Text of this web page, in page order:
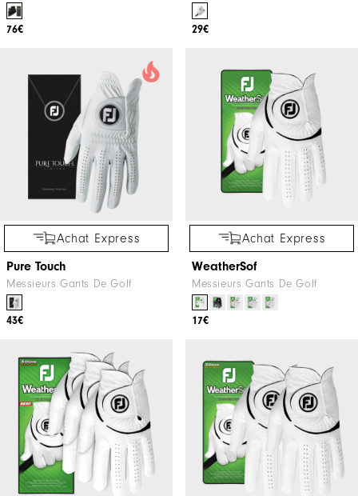
76€ 29€
Achat Express
Pure Touch
Messieurs Gants De Golf
43€
Achat Express
WeatherSof
Messieurs Gants De Golf
17€